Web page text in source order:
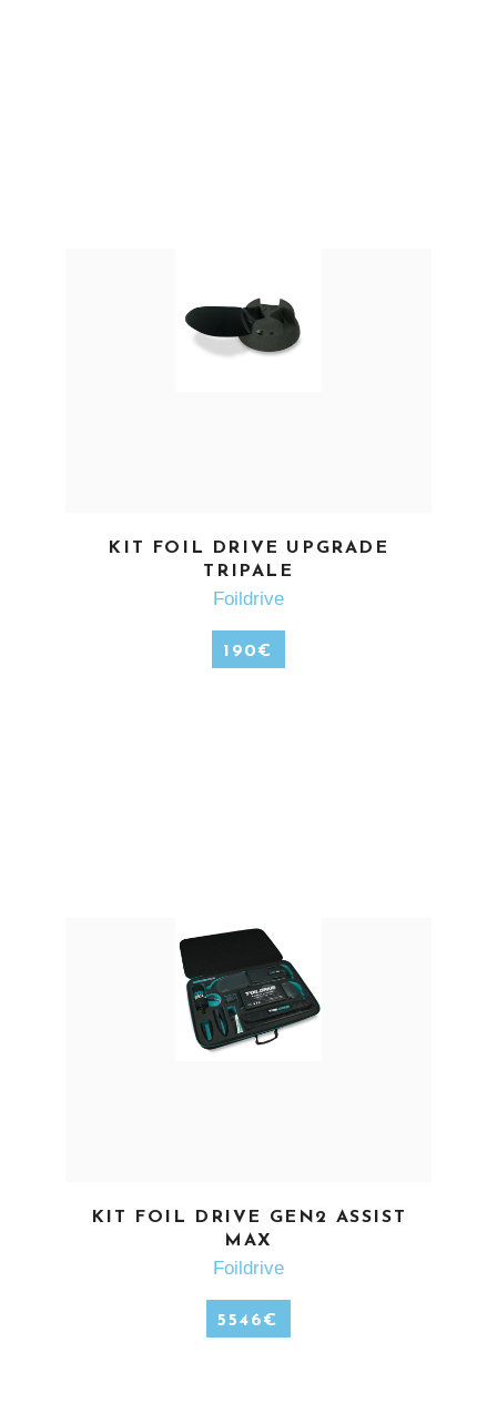
EN SAVOIR PLUS
KIT FOIL DRIVE UPGRADE
TRIPALE
Foildrive
190€
EN SAVOIR PLUS
KIT FOIL DRIVE GEN2 ASSIST
MAX
Foildrive
5546€